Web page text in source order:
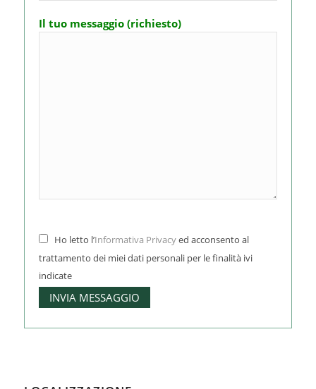
Il tuo messaggio (richiesto)
Ho letto l’Informativa Privacyed acconsento al
trattamento dei miei dati personali per le finalità ivi
indicate